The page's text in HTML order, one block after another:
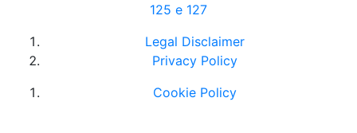
125 e 127
Legal Disclaimer
Privacy Policy
Cookie Policy